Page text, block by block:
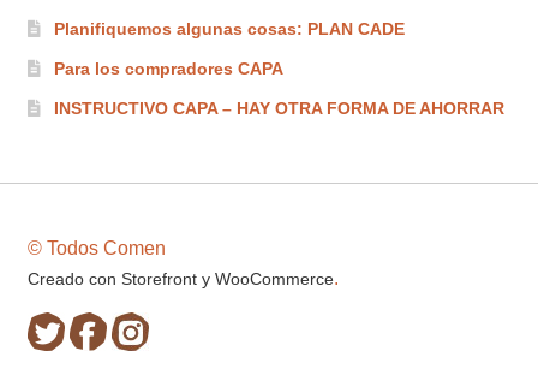
Planifiquemos algunas cosas: PLAN CADE
Para los compradores CAPA
INSTRUCTIVO CAPA – HAY OTRA FORMA DE AHORRAR
© Todos Comen
Creado con Storefront y WooCommerce.